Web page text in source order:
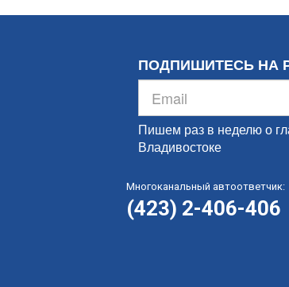
ПОДПИШИТЕСЬ НА
Пишем раз в неделю о
Владивостоке
Многоканальный автоответчик:
(423) 2-406-406